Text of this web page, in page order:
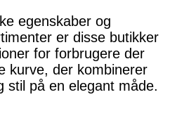
egenskaber og
er disse butikker
for forbrugere der
kurve, der kombinerer
stil på en elegant måde.